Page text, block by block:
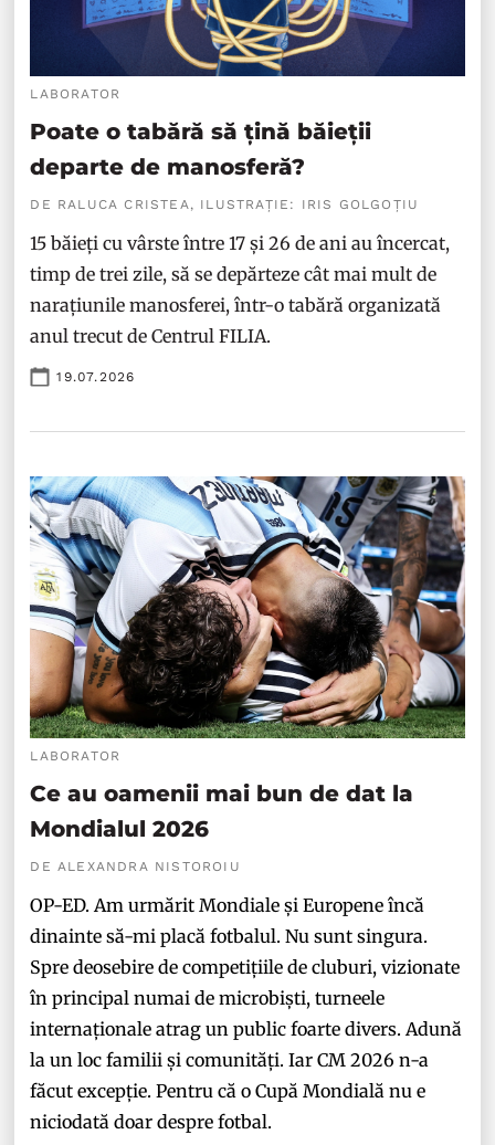
LABORATOR
Poate o tabără să țină băieții
departe de manosferă?
DE RALUCA CRISTEA, ILUSTRAȚIE: IRIS GOLGOȚIU
15 băieți cu vârste între 17 și 26 de ani au încercat,
timp de trei zile, să se depărteze cât mai mult de
narațiunile manosferei, într-o tabără organizată
anul trecut de Centrul FILIA.
19.07.2026
LABORATOR
Ce au oamenii mai bun de dat la
Mondialul 2026
DE ALEXANDRA NISTOROIU
OP-ED. Am urmărit Mondiale și Europene încă
dinainte să-mi placă fotbalul. Nu sunt singura.
Spre deosebire de competițiile de cluburi, vizionate
în principal numai de microbiști, turneele
internaționale atrag un public foarte divers. Adună
la un loc familii și comunități. Iar CM 2026 n-a
făcut excepție. Pentru că o Cupă Mondială nu e
niciodată doar despre fotbal.